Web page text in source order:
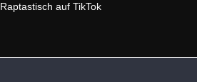
Raptastisch auf TikTok